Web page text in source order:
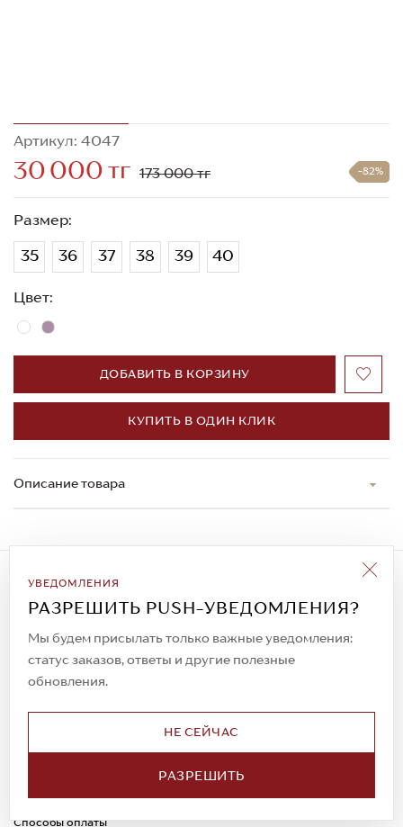
Артикул: 4047
30 000 тг 173 000 тг -82%
Размер:
35 36 37 38 39 40
Цвет:
ДОБАВИТЬ В КОРЗИНУ
КУПИТЬ В ОДИН КЛИК
Описание товара
УВЕДОМЛЕНИЯ
РАЗРЕШИТЬ PUSH-УВЕДОМЛЕНИЯ?
Мы будем присылать только важные уведомления:
статус заказов, ответы и другие полезные
обновления.
НЕ СЕЙЧАС
РАЗРЕШИТЬ
Подписаться на рассылку
Всегда будьте в курсе новых акций и
спецпредложений!
© 2023. AIT Shoes
Все права защищены
Доставка
Способы оплаты
Обмен и возврат
Каспи-Ред